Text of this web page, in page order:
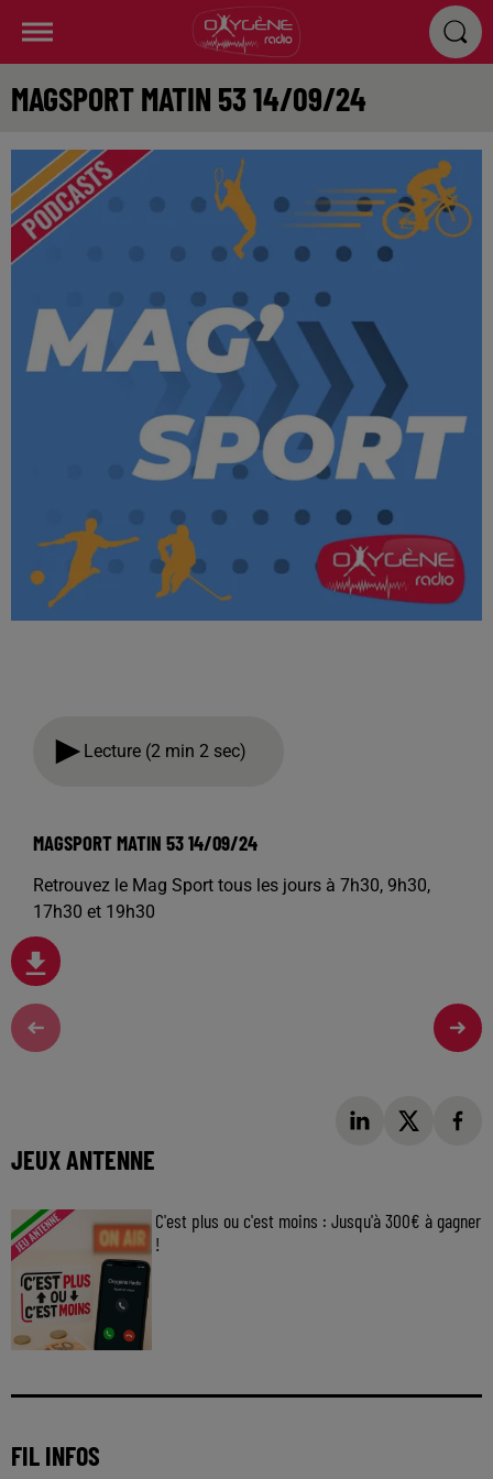
MAGSPORT MATIN 53 14/09/24
Lecture (2 min 2 sec)
MAGSPORT MATIN 53 14/09/24
Retrouvez le Mag Sport tous les jours à 7h30, 9h30,
17h30 et 19h30
JEUX ANTENNE
C'est plus ou c'est moins : Jusqu'à 300€ à gagner
!
FIL INFOS